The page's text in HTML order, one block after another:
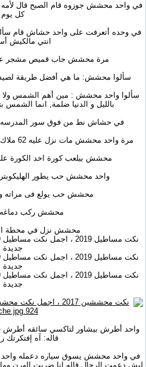
في واحد محشش جوزوه قام الصبح قال لأمه
كل يوم
في وحده أتعرفت على واحد حشاش قام
انتي مالكيش
مرة محشش جاب قميص مشجر
سألوا محشش: ما هي أفضل طريقة
سألوا واحد محشش : مين أهم الشمس ولا
بالليل و الدنيا ضلمة, انما الشمس
في حشاش نط من فوق سور المدرسه
مرة واحد محشش مات نزل عليه 62 ملاك 2 بيحاسبوه و60 بيفهموه انه مات
محشش بيلعب كورة اخد الكورة
واحد محشش حب يطور
محشش حب يولع فى مراته
محشش ركب دماغه
محشش نزل في محطة
جديدة
جديدة
جديدة
واحد أطرش بيشاور لتاكسي سائقه أطرش
قاله: آه إفتكرتك
في واحد محشش يسوق سياره دعمله واحد
ليش دعمت الرجال قاله انا ضربت الهرن